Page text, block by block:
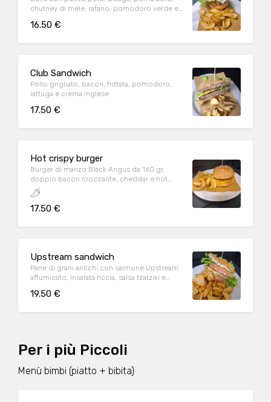
chutney di mele, rafano, pomodoro verde e
16.50 €
Club Sandwich
Pollo grigliato, bacon, frittata, pomodoro,
lattuga e crema inglese
17.50 €
Hot crispy burger
Burger di manzo Black Angus da 160 gr,
doppio bacon croccante, cheddar e hot
chanachur
17.50 €
Upstream sandwich
Pane di grani antichi con salmone Upstream
affumicato, insalata riccia, salsa tzatziki e
19.50 €
Per i più Piccoli
Menù bimbi (piatto + bibita)